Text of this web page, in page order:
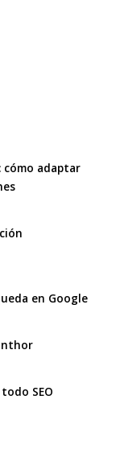
cómo adaptar
en Google
SEO